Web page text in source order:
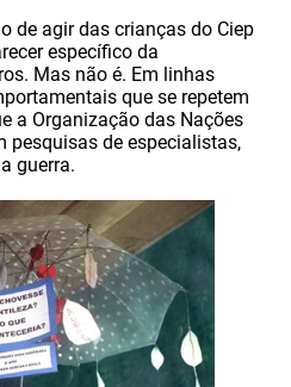
de agir das crianças do Ciep
específico da
Mas não é. Em linhas
que se repetem
a Organização das Nações
pesquisas de especialistas,
guerra.